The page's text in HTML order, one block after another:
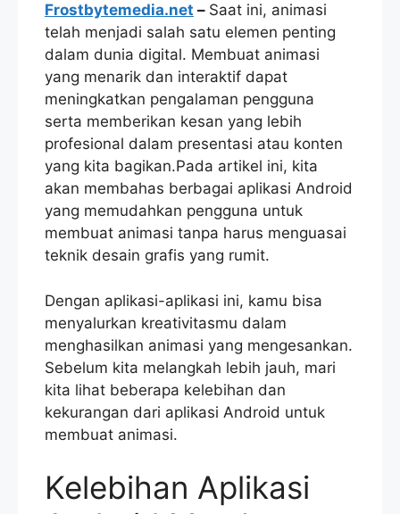
Frostbytemedia.net – Saat ini, animasi
telah menjadi salah satu elemen penting
dalam dunia digital. Membuat animasi
yang menarik dan interaktif dapat
meningkatkan pengalaman pengguna
serta memberikan kesan yang lebih
profesional dalam presentasi atau konten
yang kita bagikan.Pada artikel ini, kita
akan membahas berbagai aplikasi Android
yang memudahkan pengguna untuk
membuat animasi tanpa harus menguasai
teknik desain grafis yang rumit.
Dengan aplikasi-aplikasi ini, kamu bisa
menyalurkan kreativitasmu dalam
menghasilkan animasi yang mengesankan.
Sebelum kita melangkah lebih jauh, mari
kita lihat beberapa kelebihan dan
kekurangan dari aplikasi Android untuk
membuat animasi.
Kelebihan Aplikasi